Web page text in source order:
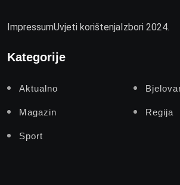
ImpressumUvjeti korištenjaIzbori 2024.
Kategorije
Aktualno
Magazin Regija
Sport